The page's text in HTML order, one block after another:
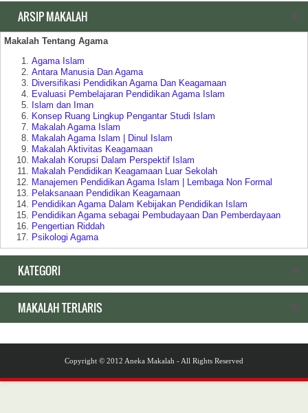
ARSIP MAKALAH
Makalah Tentang Agama
Agama Islam
Antara Manusia Dan Agama
Diversifikasi Pendidikan Agama Dan Keagamaan
Evaluasi Pembelajaran Pendidikan Agama Islam
Islam dan Iman
Konsep Ruang Lingkup Pengantar Studi Islam
Makalah Agama Islam
Makalah Agama Islam | Dinul Islam
Makalah Aktivitas Keagamaan
Makalah Korupsi Dalam Perspektif Islam
Makalah Pendidikan Keagamaan Luar Sekolah
Manajemen Pendidikan Agama Islam | Lembaga Non Formal
Pelaksanaan Pendidikan Keagamaan
Pendidikan Agama Dalam Kebijakan Pendidikan Islam
Pendidikan Agama sebagai Pembudayaan Dan Pemberdayaan
Pengertian Riddah
Psikologi Agama
Relasi Negara | Agama dan Pendidikan
Makalah Tentang Pendidikan
Akar Historis Dualisme Dalam Sistem Pendidikan di Indonesia
Akreditasi Program Studi Pada Program Diploma
Bahan Ajar atau Materi Pelajaran
Dikotomi Dan Dualisme Pendidikan
Diversifikasi Pendidikan Agama Dan Keagamaan
KATEGORI
MAKALAH TERLARIS
Copyright © 2012 Aneka Makalah - All Rights Reserved